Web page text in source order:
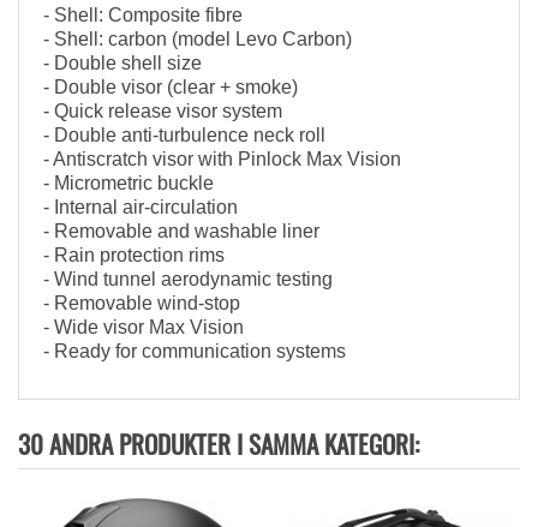
- Shell: Composite fibre
- Shell: carbon (model Levo Carbon)
- Double shell size
- Double visor (clear + smoke)
- Quick release visor system
- Double anti-turbulence neck roll
- Antiscratch visor with Pinlock Max Vision
- Micrometric buckle
- Internal air-circulation
- Removable and washable liner
- Rain protection rims
- Wind tunnel aerodynamic testing
- Removable wind-stop
- Wide visor Max Vision
- Ready for communication systems
30 ANDRA PRODUKTER I SAMMA KATEGORI: